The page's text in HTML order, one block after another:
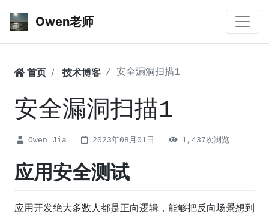
Owen老师
首页 技术博客 安全漏洞扫描1
安全漏洞扫描1
Owen Jia 2023年08月01日 1,437次浏览
应用安全测试
应用开发绝大多数人都是正向逻辑，能够把反向场景想到